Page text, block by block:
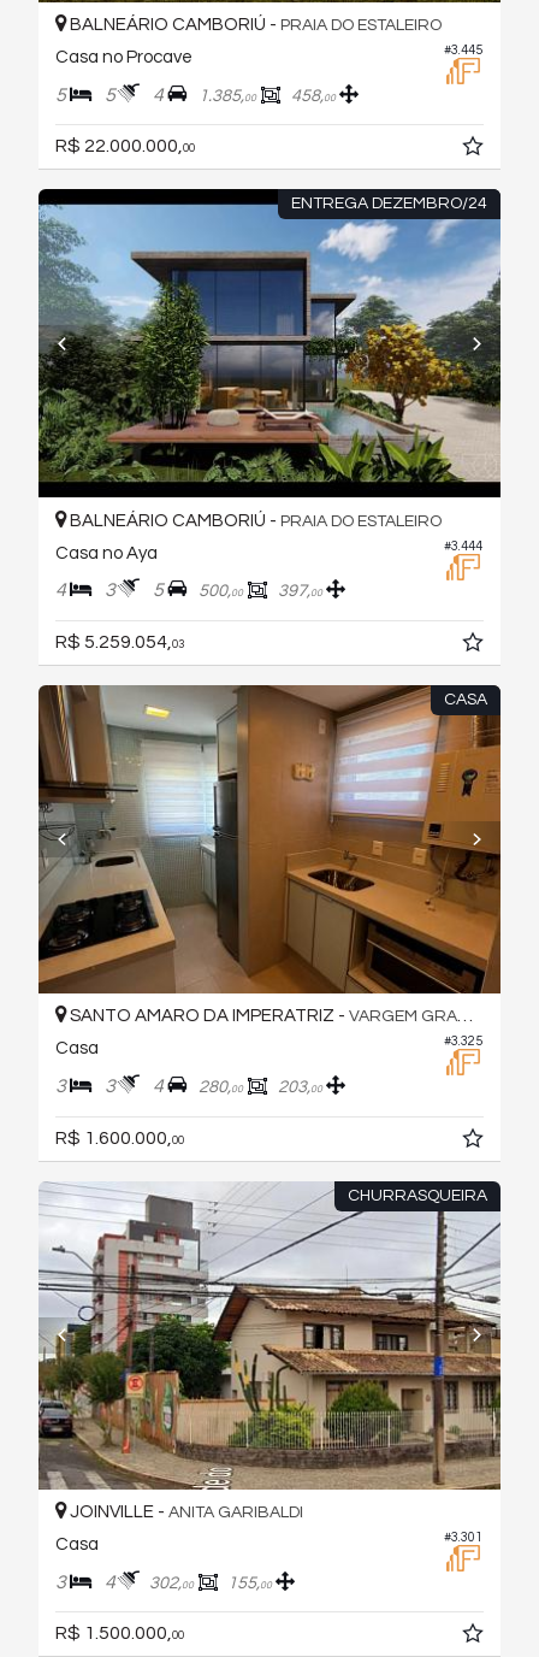
#3.445
BALNEÁRIO CAMBORIÚ - PRAIA DO ESTALEIRO
Casa no Procave
5 5 4 1.385,00 458,00
R$ 22.000.000,00
ENTREGA DEZEMBRO/24
#3.444
BALNEÁRIO CAMBORIÚ - PRAIA DO ESTALEIRO
Casa no Aya
4 3 5 500,00 397,00
R$ 5.259.054, 03
CASA
#3.325
SANTO AMARO DA IMPERATRIZ - VARGEM GRANDE
Casa
3 3 4 280,00 203,00
R$ 1.600.000, 00
CHURRASQUEIRA
#3.301
JOINVILLE - ANITA GARIBALDI
Casa
3 4 302,00 155,00
R$ 1.500.000,00